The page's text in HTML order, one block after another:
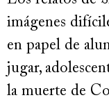
imágenes
en papel de
jugar,
la muerte de